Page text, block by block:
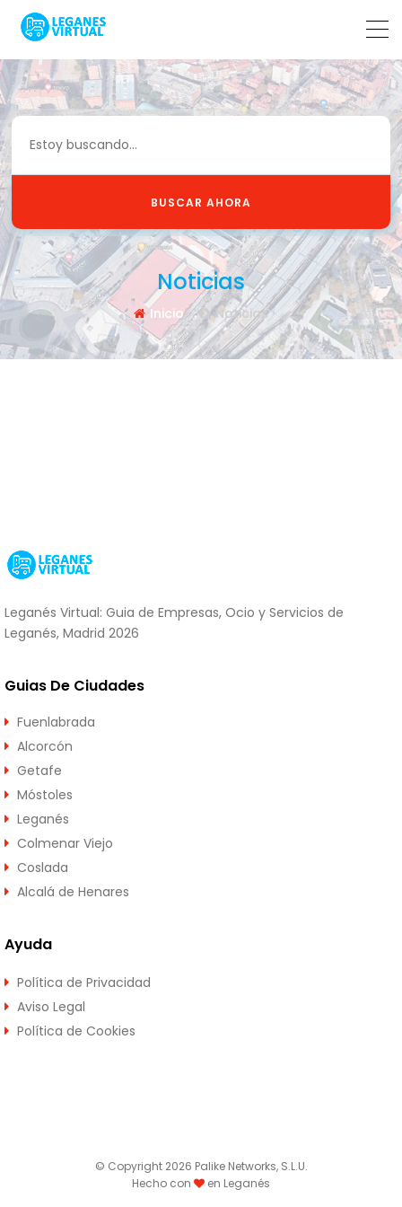
BUSCAR AHORA
Noticias
Inicio Noticias
Leganés Virtual: Guia de Empresas, Ocio y Servicios de
Leganés, Madrid 2026
Guias De Ciudades
Fuenlabrada
Alcorcón
Getafe
Móstoles
Leganés
Colmenar Viejo
Coslada
Alcalá de Henares
Ayuda
Política de Privacidad
Aviso Legal
Política de Cookies
© Copyright 2026 Palike Networks, S.L.U.
Hecho con
en Leganés